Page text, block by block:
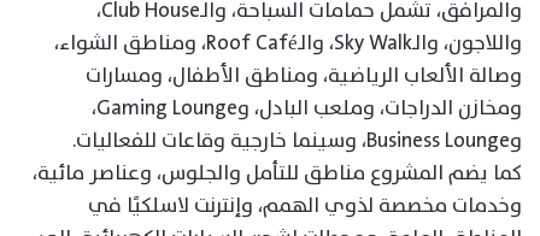
والمرافق، تشمل حمامات السباحة، والـClub House،
واللاجون، والـSky Walk، والـRoof Café، ومناطق الشواء،
وصالة الألعاب الرياضية، ومناطق الأطفال، ومسارات
ومخازن الدراجات، وملعب البادل، وGaming Lounge،
وBusiness Lounge، وسينما خارجية وقاعات للفعاليات.
كما يضم المشروع مناطق للتأمل والجلوس، وعناصر مائية،
وخدمات مخصصة لذوي الهمم، وإنترنت لاسلكيًا في